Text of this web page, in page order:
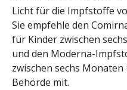
Licht für die Impfstoffe
Sie empfehle den
für Kinder zwischen
und den Moderna-
zwischen sechs
Behörde mit.